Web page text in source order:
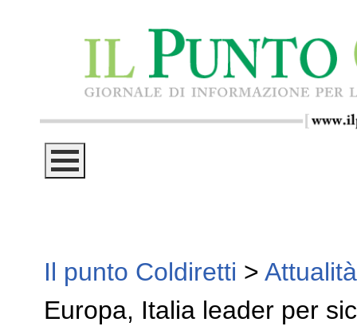
Il punto Coldiretti > Attualità
Europa, Italia leader per